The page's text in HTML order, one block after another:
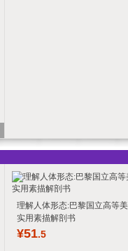
理解人体形态:巴黎国立高等
实用素描解剖书
¥51.5